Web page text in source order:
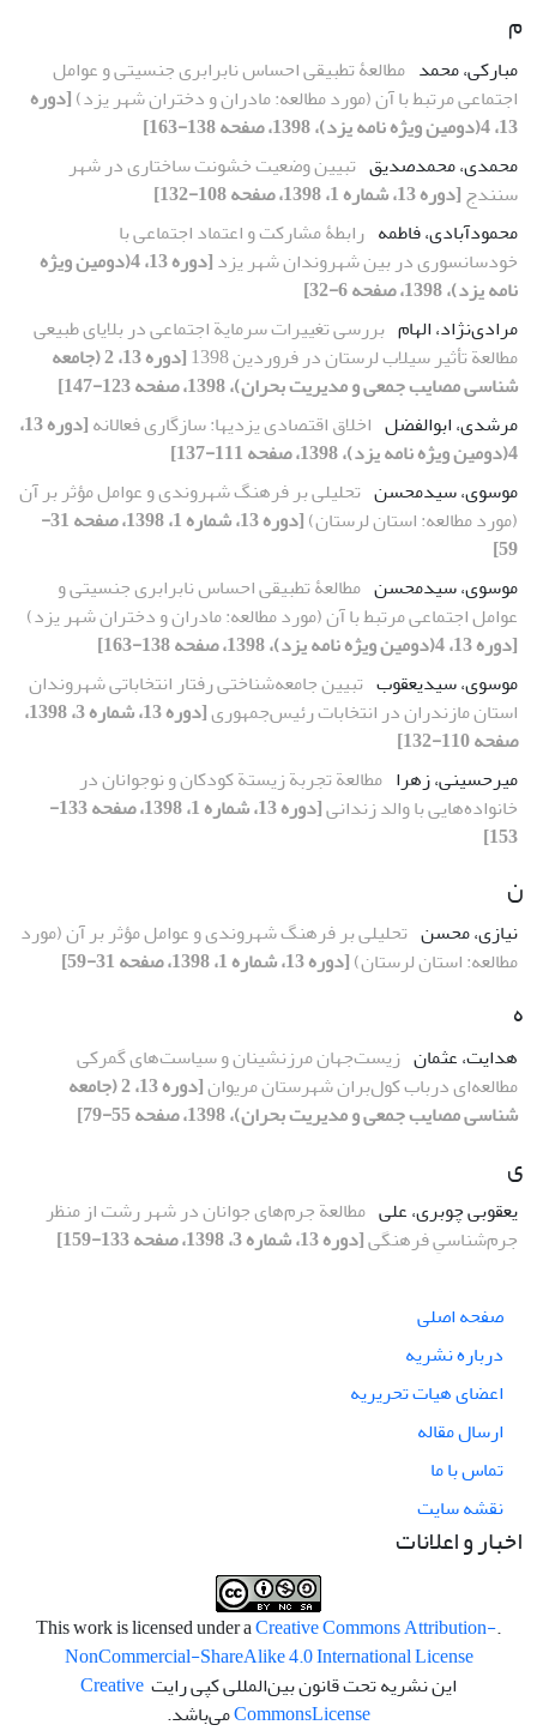
م
مبارکی، محمد مطالعۀ تطبیقی احساس نابرابری جنسیتی و عوامل
اجتماعی مرتبط با آن (مورد مطالعه: مادران و دختران شهر یزد)[دوره
13، 4(دومین ویژه نامه یزد)، 1398، صفحه 138-163]
محمدی، محمدصدیق تبیین وضعیت خشونت ‌ساختاری در شهر‌
سنندج[دوره 13، شماره 1، 1398، صفحه 108-132]
محمودآبادی، فاطمه رابطۀ مشارکت و اعتماد اجتماعی با
خودسانسوری در بین شهروندان شهر یزد
[دوره 13، 4(دومین ویژه
نامه یزد)، 1398، صفحه 6-32]
مرادی‌نژاد، الهام بررسی تغییرات سرمایة اجتماعی در بلایای طبیعی
مطالعة تأثیر سیلاب لرستان در فروردین 1398
[دوره 13، 2 (جامعه
شناسی مصایب جمعی و مدیریت بحران)، 1398، صفحه 123-147]
مرشدی، ابوالفضل اخلاق اقتصادی یزدیها: سازگاری فعالانه
[دوره 13،
4(دومین ویژه نامه یزد)، 1398، صفحه 111-137]
موسوی، سیدمحسن تحلیلی بر فرهنگ شهروندی و عوامل مؤثر بر آن
(مورد مطالعه: استان لرستان)
[دوره 13، شماره 1، 1398، صفحه 31-
59]
موسوی، سیدمحسن مطالعۀ تطبیقی احساس نابرابری جنسیتی و
عوامل اجتماعی مرتبط با آن (مورد مطالعه: مادران و دختران شهر یزد)
[دوره 13، 4(دومین ویژه نامه یزد)، 1398، صفحه 138-163]
موسوی، سیدیعقوب تبیین جامعه‌شناختی رفتار انتخاباتی شهروندان
استان مازندران در انتخابات رئیس‌جمهوری
[دوره 13، شماره 3، 1398،
صفحه 110-132]
میرحسینی، زهرا مطالعة تجربة زیستة کودکان و نوجوانان در
خانواده‌هایی با والد زندانی
[دوره 13، شماره 1، 1398، صفحه 133-
153]
ن
نیازی، محسن تحلیلی بر فرهنگ شهروندی و عوامل مؤثر بر آن (مورد
مطالعه: استان لرستان)[دوره 13، شماره 1، 1398، صفحه 31-59]
ه
هدایت، عثمان زیست‌جهان مرزنشینان و سیاست‌های گمرکی
مطالعه‌ای درباب کول‌بران شهرستان مریوان
[دوره 13، 2 (جامعه
شناسی مصایب جمعی و مدیریت بحران)، 1398، صفحه 55-79]
ی
یعقوبی چوبری، علی مطالعة جرم‌های جوانان در شهر رشت از منظر
جرم‌‌شناسیِ فرهنگی[دوره 13، شماره 3، 1398، صفحه 133-159]
صفحه اصلی
درباره نشریه
اعضای هیات تحریریه
ارسال مقاله
تماس با ما
نقشه سایت
اخبار و اعلانات
.This work is licensed under a
Creative Commons Attribution-
NonCommercial-ShareAlike 4.0 International License
این نشریه تحت قانون بین‌المللی کپی رایت Creative
CommonsLicense می‌باشد.